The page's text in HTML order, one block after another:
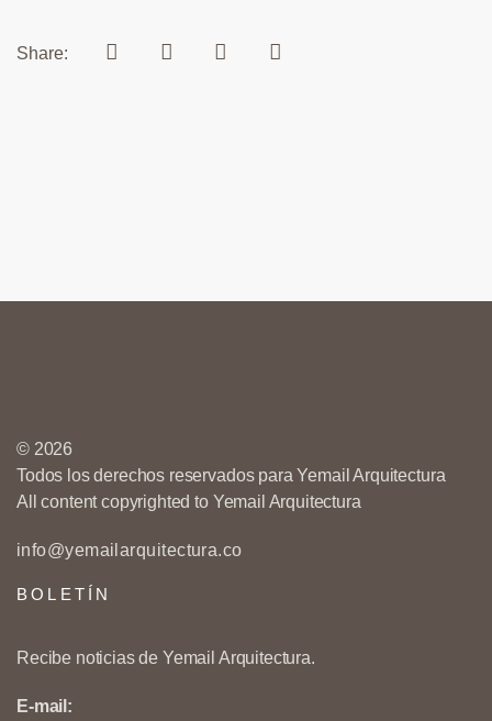
Share:
© 2026
Todos los derechos reservados para Yemail Arquitectura
All content copyrighted to Yemail Arquitectura
info@yemailarquitectura.co
BOLETÍN
Recibe noticias de Yemail Arquitectura.
E-mail: